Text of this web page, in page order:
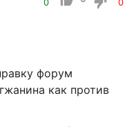
0 0
форум
как против